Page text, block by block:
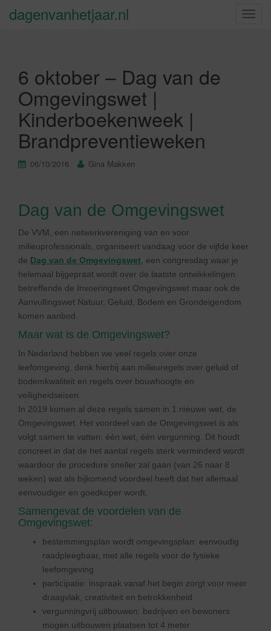
S
dagenvanhetjaar.nl
6 oktober – Dag van de
Omgevingswet |
Kinderboekenweek |
Brandpreventieweken
06/10/2016 Gina Makken
Dag van de Omgevingswet
De VVM, een netwerkvereniging van en voor
milieuprofessionals, organiseert vandaag voor de vijfde keer
de Dag van de Omgevingswet , een congresdag waar je
helemaal bijgepraat wordt over de laatste ontwikkelingen
betreffende de Invoeringswet Omgevingswet maar ook de
Aanvullingswet Natuur, Geluid, Bodem en Grondeigendom
komen aanbod.
Maar wat is de Omgevingswet?
In Nederland hebben we veel regels over onze
leefomgeving, denk hierbij aan milieuregels over geluid of
bodemkwaliteit en regels over bouwhoogte en
veiligheidseisen.
In 2019 komen al deze regels samen in 1 nieuwe wet, de
Omgevingswet. Het voordeel van de Omgevingswet is als
volgt samen te vatten: één wet, één vergunning. Dit houdt
concreet in dat de het aantal regels sterk verminderd wordt
waardoor de procedure sneller zal gaan (van 26 naar 8
weken) wat als bijkomend voordeel heeft dat het allemaal
eenvoudiger en goedkoper wordt.
Samengevat de voordelen van de
Omgevingswet:
bestemmingsplan wordt omgevingsplan: eenvoudig
raadpleegbaar, met alle regels voor de fysieke
leefomgeving
participatie: inspraak vanaf het begin zorgt voor meer
draagvlak, creativiteit en betrokkenheid
vergunningvrij uitbouwen: bedrijven en bewoners
mogen uitbouwen plaatsen tot 4 meter